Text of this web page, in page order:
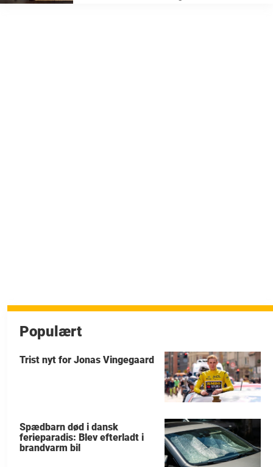
Populært
Trist nyt for Jonas Vingegaard
Spædbarn død i dansk
ferieparadis: Blev efterladt i
brandvarm bil